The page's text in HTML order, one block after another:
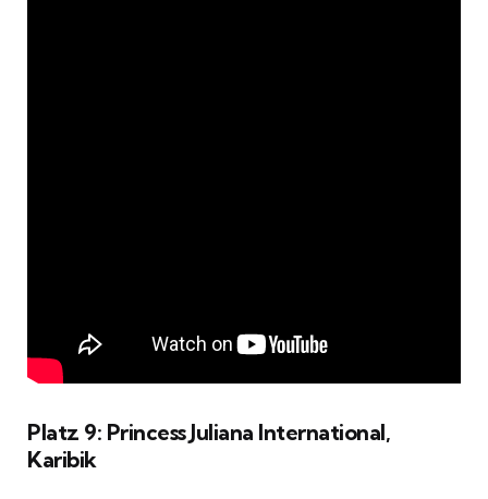
Platz 9: Princess Juliana International,
Karibik